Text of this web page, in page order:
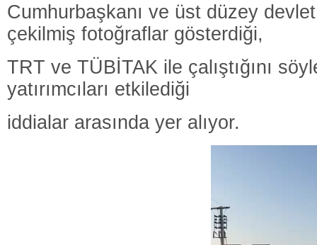
Cumhurbaşkanı ve üst düzey
çekilmiş fotoğraflar gösterdiği,
TRT ve TÜBİTAK ile çalıştığını
yatırımcıları etkilediği
iddialar arasında yer alıyor.